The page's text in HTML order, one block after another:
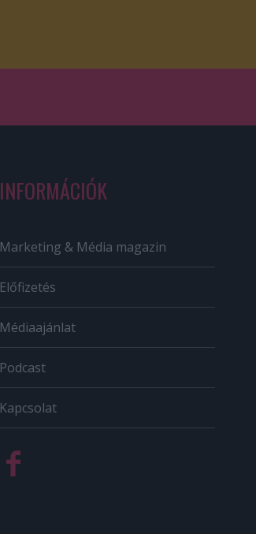
INFORMÁCIÓK
Marketing & Média magazin
Előfizetés
Médiaajánlat
Podcast
Kapcsolat